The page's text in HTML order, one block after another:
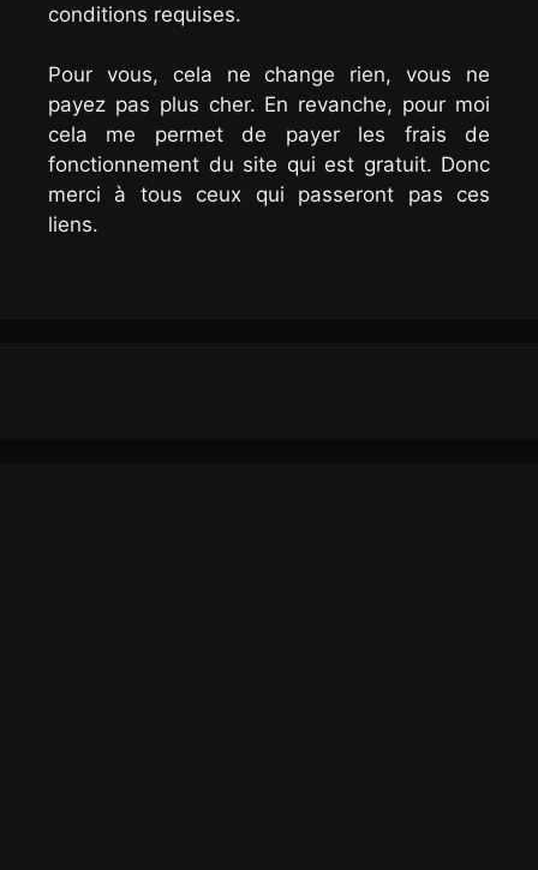
conditions requises.
Pour vous, cela ne change rien, vous ne
payez pas plus cher. En revanche, pour moi
cela me permet de payer les frais de
fonctionnement du site qui est gratuit. Donc
merci à tous ceux qui passeront pas ces
liens.